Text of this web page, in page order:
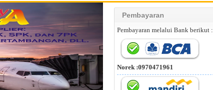
Pembayaran
Pembayaran melalui Bank berikut :
Norek :0970471961